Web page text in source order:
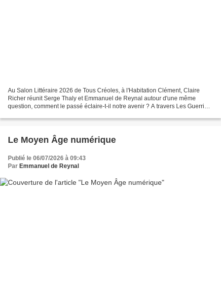
Au Salon Littéraire 2026 de Tous Créoles, à l'Habitation Clément, Claire
Richer réunit Serge Thaly et Emmanuel de Reynal autour d'une même
question, comment le passé éclaire-t-il notre avenir ? A travers Les Guerriers
Le Moyen Âge numérique
Publié le 06/07/2026 à 09:43
Par Emmanuel de Reynal